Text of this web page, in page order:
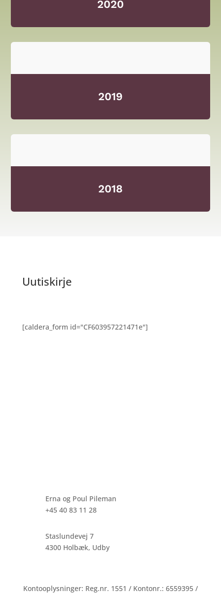
2020
2019
2018
Uutiskirje
[caldera_form id="CF603957221471e"]
Erna og Poul Pileman
+45 40 83 11 28
Staslundevej 7
4300 Holbæk, Udby
Kontooplysninger: Reg.nr. 1551 / Kontonr.: 6559395 /